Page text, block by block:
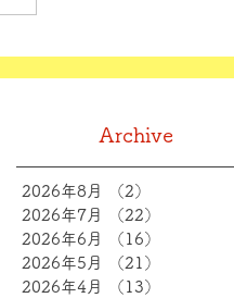
Archive
2026年8月 （2）
2026年7月
（22）
2026年6月
（16）
2026年5月
（21）
2026年4月
（13）